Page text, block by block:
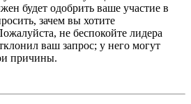
будет одобрить ваше участие в
зачем вы хотите
не беспокойте лидера
ваш запрос; у него могут
причины.